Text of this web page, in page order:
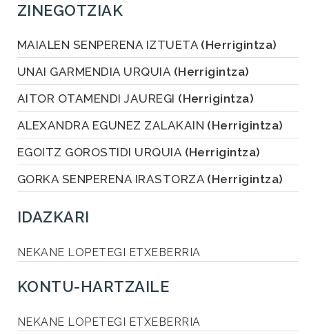
ZINEGOTZIAK
MAIALEN SENPERENA IZTUETA (Herrigintza)
UNAI GARMENDIA URQUIA (Herrigintza)
AITOR OTAMENDI JAUREGI (Herrigintza)
ALEXANDRA EGUNEZ ZALAKAIN (Herrigintza)
EGOITZ GOROSTIDI URQUIA (Herrigintza)
GORKA SENPERENA IRASTORZA (Herrigintza)
IDAZKARI
NEKANE LOPETEGI ETXEBERRIA
KONTU-HARTZAILE
NEKANE LOPETEGI ETXEBERRIA